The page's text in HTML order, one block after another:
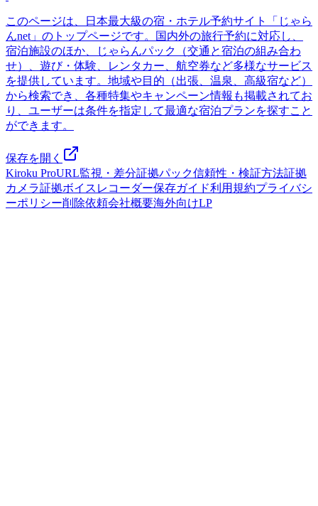
このページは、日本最大級の宿・ホテル予約サイト「じゃら
んnet」のトップページです。国内外の旅行予約に対応し、
宿泊施設のほか、じゃらんパック（交通と宿泊の組み合わ
せ）、遊び・体験、レンタカー、航空券など多様なサービス
を提供しています。地域や目的（出張、温泉、高級宿など）
から検索でき、各種特集やキャンペーン情報も掲載されてお
り、ユーザーは条件を指定して最適な宿泊プランを探すこと
ができます。
保存を開く
Kiroku ProURL監視・差分証拠パック信頼性・検証方法証拠
カメラ証拠ボイスレコーダー保存ガイド利用規約プライバシ
ーポリシー削除依頼会社概要海外向けLP